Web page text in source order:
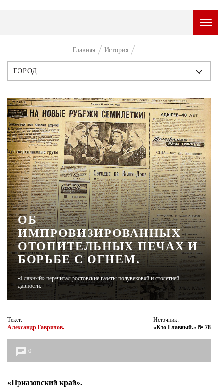
ГОРОДСКОЙ ПОРТАЛ
ПРЕМЬЕРА
ТАМ И ТУТ
СТИЛЬ ЖИЗНИ
ХАЙП
ЧЕЛОВЕК ОСОБЕННЫЙ
КУЛЬТ ЕДЫ
АФИША
ЖУРНАЛ
Главная История
ИСТОРИЯ
ПЕРСОНЫ
СТИЛЬ
ГОРОД
ЧТИВО
ОБ
ИМПРОВИЗИРОВАННЫХ
ОТОПИТЕЛЬНЫХ ПЕЧАХ И
БОРЬБЕ С ОГНЕМ.
«Главный» перечитал ростовские газеты полувековой и столетней
давности.
Текст:
Александр Гаврилов.
Источник:
«Кто Главный.» № 78
0
«Приазовский край».